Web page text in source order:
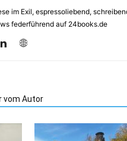
im Exil, espressoliebend,
federführend auf 24books.de
vom Autor